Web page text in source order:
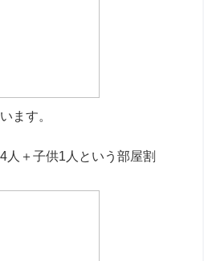
ます。
人＋子供1人という部屋割